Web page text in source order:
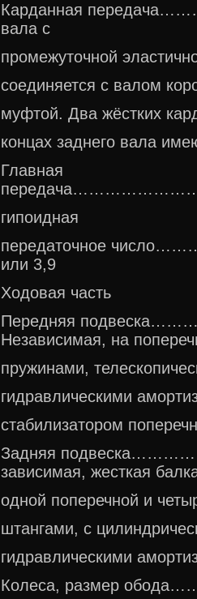
Карданная
вала с
промежуточной
соединяется с валом
муфтой. Два жёстких
концах заднего вала
Главная
гипоидная
передаточное
или 3,9
Ходовая часть
Передняя
Независимая, на
пружинами,
гидравлическими
стабилизатором
Задняя
зависимая, жесткая
одной поперечной и
штангами, с
гидравлическими
Колеса, размер